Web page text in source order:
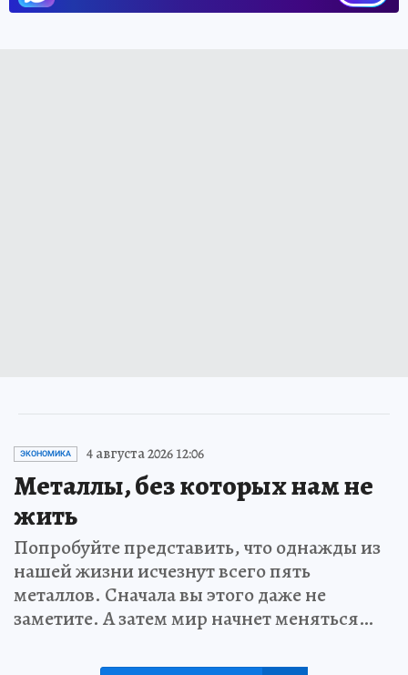
ЭКОНОМИКА 4 августа 2026 12:06
Металлы, без которых нам не
жить
Попробуйте представить, что однажды из
нашей жизни исчезнут всего пять
металлов. Сначала вы этого даже не
заметите. А затем мир начнет меняться…